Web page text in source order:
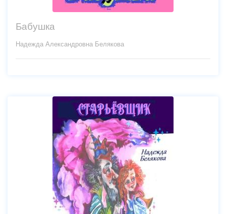
Бабушка
Надежда Александровна Белякова